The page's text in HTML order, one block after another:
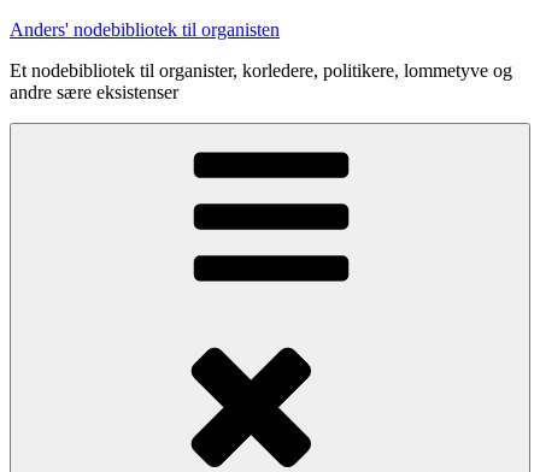
Videre
indhold
Anders' nodebibliotek til organisten
Et nodebibliotek til organister, korledere, politikere, lommetyve og
andre sære eksistenser